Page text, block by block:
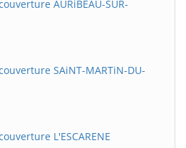
AURiBEAU-SUR-
SAiNT-MARTiN-DU-
L'ESCARENE